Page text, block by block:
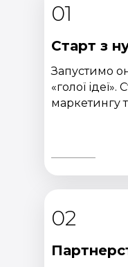
Старт з
01
02
Запустимо
«голої
маркетингу